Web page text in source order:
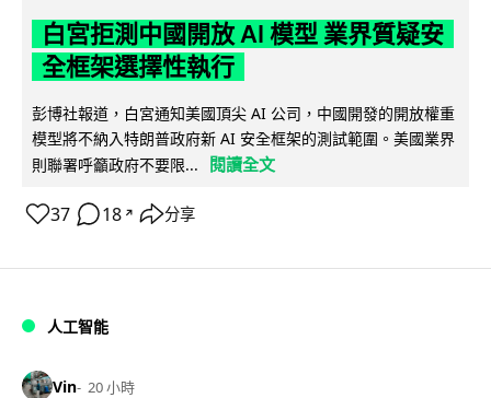
白宮拒測中國開放 AI 模型 業界質疑安
全框架選擇性執行
彭博社報道，白宮通知美國頂尖 AI 公司，中國開發的開放權重
模型將不納入特朗普政府新 AI 安全框架的測試範圍。美國業界
則聯署呼籲政府不要限...
閱讀全文
37 18 ↗ 分享
人工智能
Vin 20 小時